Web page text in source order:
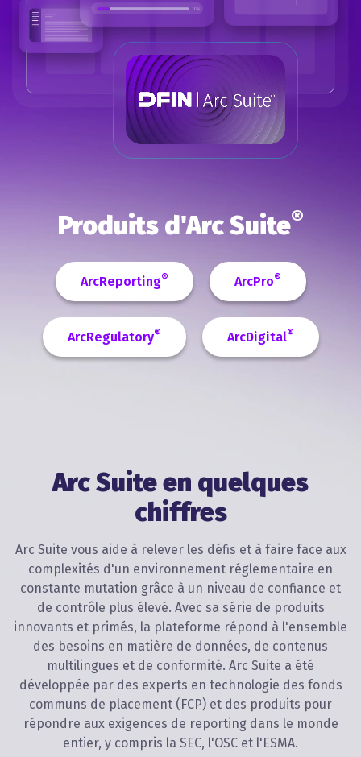
Produits d'Arc Suite®
ArcReporting® ArcPro®
ArcRegulatory® ArcDigital®
Arc Suite en quelques
chiffres
Arc Suite vous aide à relever les défis et à faire face aux
complexités d'un environnement réglementaire en
constante mutation grâce à un niveau de confiance et
de contrôle plus élevé. Avec sa série de produits
innovants et primés, la plateforme répond à l'ensemble
des besoins en matière de données, de contenus
multilingues et de conformité. Arc Suite a été
développée par des experts en technologie des fonds
communs de placement (FCP) et des produits pour
répondre aux exigences de reporting dans le monde
entier, y compris la SEC, l'OSC et l'ESMA.